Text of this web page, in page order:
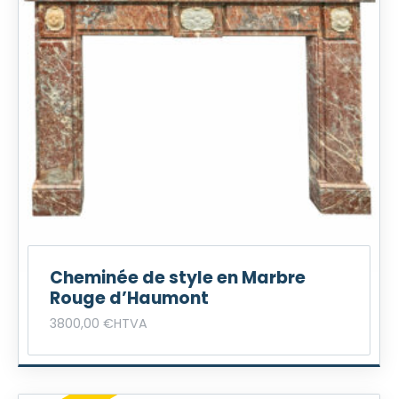
Cheminée de style en Marbre
Rouge d’Haumont
3800,00 €HTVA